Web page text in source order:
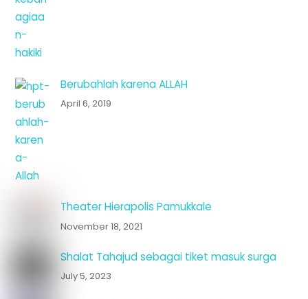
Berubahlah karena ALLAH
April 6, 2019
Theater Hierapolis Pamukkale
November 18, 2021
Shalat Tahajud sebagai tiket masuk surga
July 5, 2023